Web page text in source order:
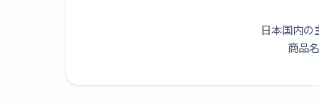
日本国内の
商品